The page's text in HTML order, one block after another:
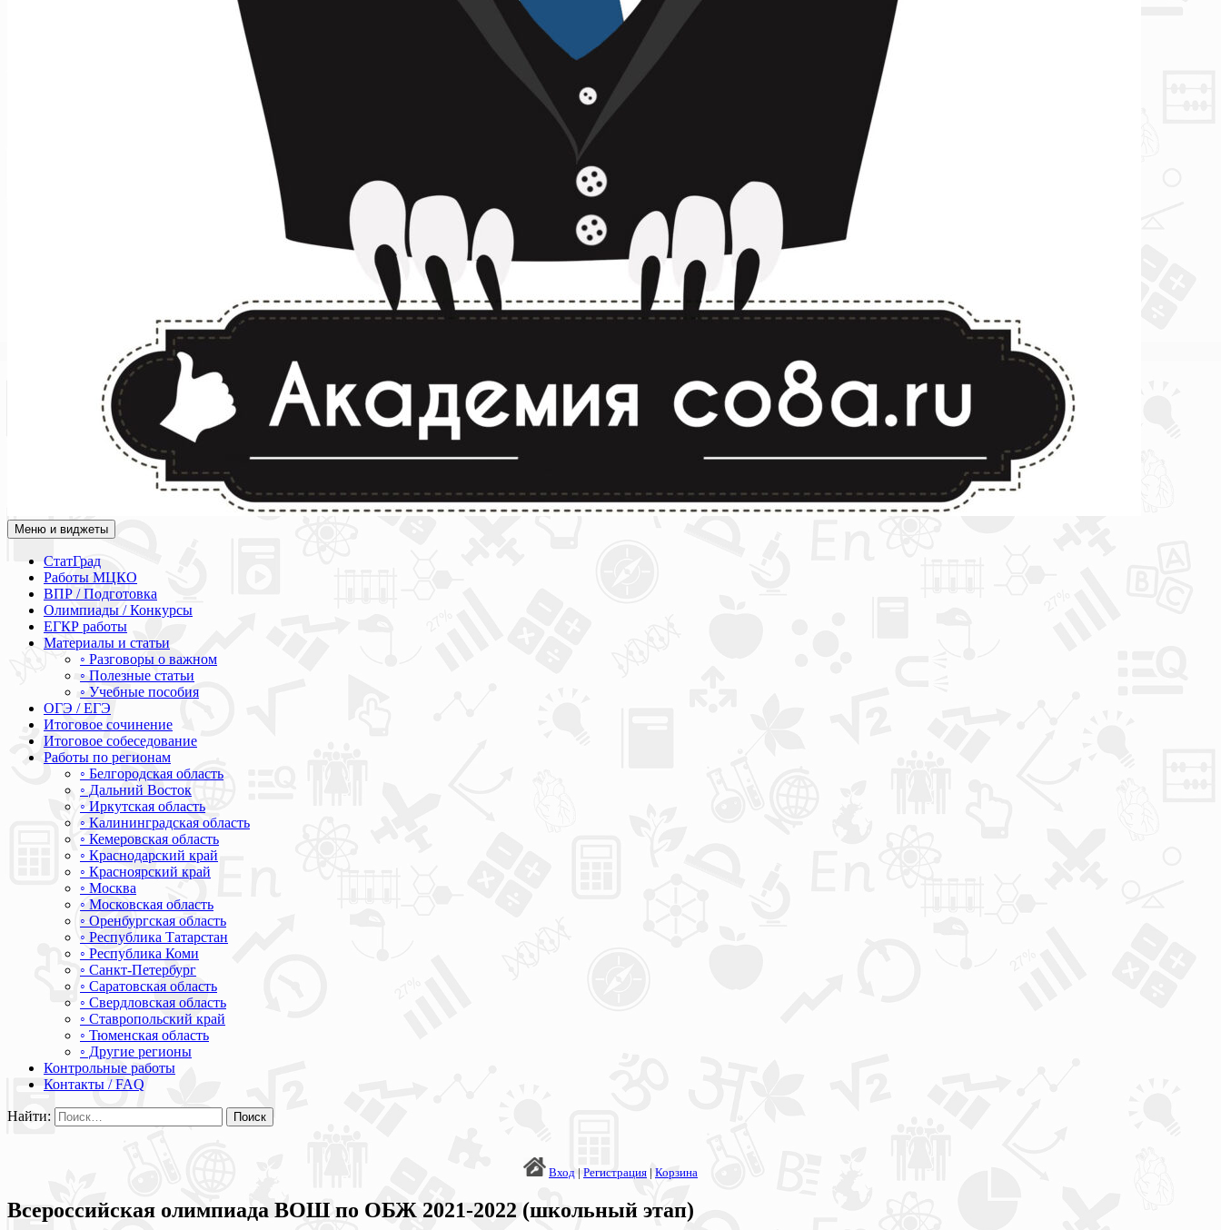
Академия СОВА
Подготовка к ЕГЭ, ОГЭ, ВПР, МЦКО, СтатГрад, КДР, ВОШ, олимпиады и конкурсы
Меню и виджеты
СтатГрад
Работы МЦКО
ВПР / Подготовка
Олимпиады / Конкурсы
ЕГКР работы
Материалы и статьи
◦ Разговоры о важном
◦ Полезные статьи
◦ Учебные пособия
ОГЭ / ЕГЭ
Итоговое сочинение
Итоговое собеседование
Работы по регионам
◦ Белгородская область
◦ Дальний Восток
◦ Иркутская область
◦ Калининградская область
◦ Кемеровская область
◦ Краснодарский край
◦ Красноярский край
◦ Москва
◦ Московская область
◦ Оренбургская область
◦ Республика Татарстан
◦ Республика Коми
◦ Санкт-Петербург
◦ Саратовская область
◦ Свердловская область
◦ Ставропольский край
◦ Тюменская область
◦ Другие регионы
Контрольные работы
Контакты / FAQ
Найти:
Вход | Регистрация | Корзина
Всероссийская олимпиада ВОШ по ОБЖ 2021-2022 (школьный этап)